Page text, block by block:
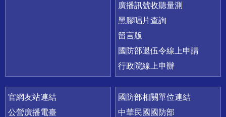
廣播訊號收聽量測
黑膠唱片查詢
留言版
國防部退伍令線上申請
行政院線上申辦
官網友站連結
公營廣播電臺
國防部相關單位連結
中華民國國防部